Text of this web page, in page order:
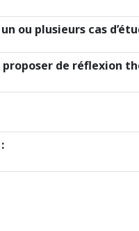
plusieurs cas
de réflexion